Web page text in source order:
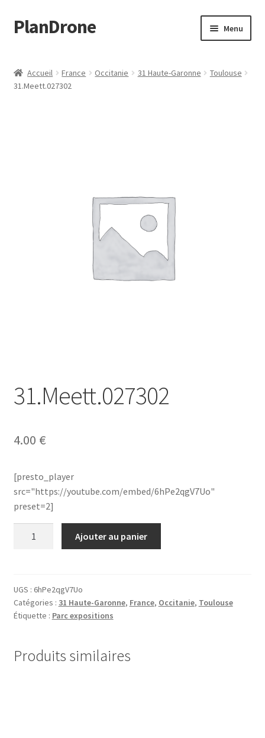
Aller
à
navigation
Aller
au
PlanDrone Menu
Boutique
Validation de la commande
Accueil France Occitanie 31 Haute-Garonne
Toulouse
31.Meett.027302
31.Meett.027302
4.00 €
[presto_player
src="https://youtube.com/embed/6hPe2qgV7Uo"
preset=2]
Ajouter au panier
UGS : 6hPe2qgV7Uo
Catégories : 31 Haute-Garonne, France, Occitanie, Toulouse
Étiquette : Parc expositions
Produits similaires